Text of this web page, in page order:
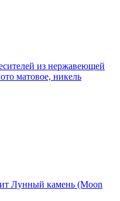
из нержавеющей
матовое, никель
Лунный камень (Moon